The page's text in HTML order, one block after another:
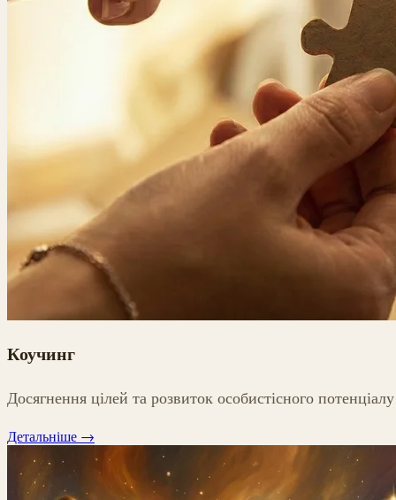
Коучинг
Досягнення цілей та розвиток особистісного потенціалу
Детальніше →